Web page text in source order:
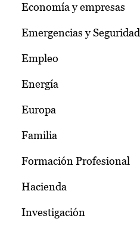
Economía y empresas
Emergencias y Seguridad
Empleo
Energía
Europa
Familia
Formación Profesional
Hacienda
Investigación